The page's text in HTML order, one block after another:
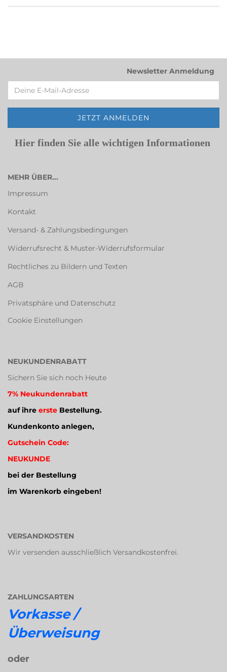
Newsletter Anmeldung
Hier finden Sie alle wichtigen Informationen
MEHR ÜBER...
Impressum
Kontakt
Versand- & Zahlungsbedingungen
Widerrufsrecht & Muster-Widerrufsformular
Rechtliches zu Bildern und Texten
AGB
Privatsphäre und Datenschutz
Cookie Einstellungen
NEUKUNDENRABATT
Sichern Sie sich noch Heute
7% Neukundenrabatt
auf ihre erste Bestellung.
Kundenkonto anlegen,
Gutschein Code:
NEUKUNDE
bei der Bestellung
im Warenkorb eingeben!
VERSANDKOSTEN
Wir versenden ausschließlich Versandkostenfrei.
ZAHLUNGSARTEN
Vorkasse /
Überweisung
oder